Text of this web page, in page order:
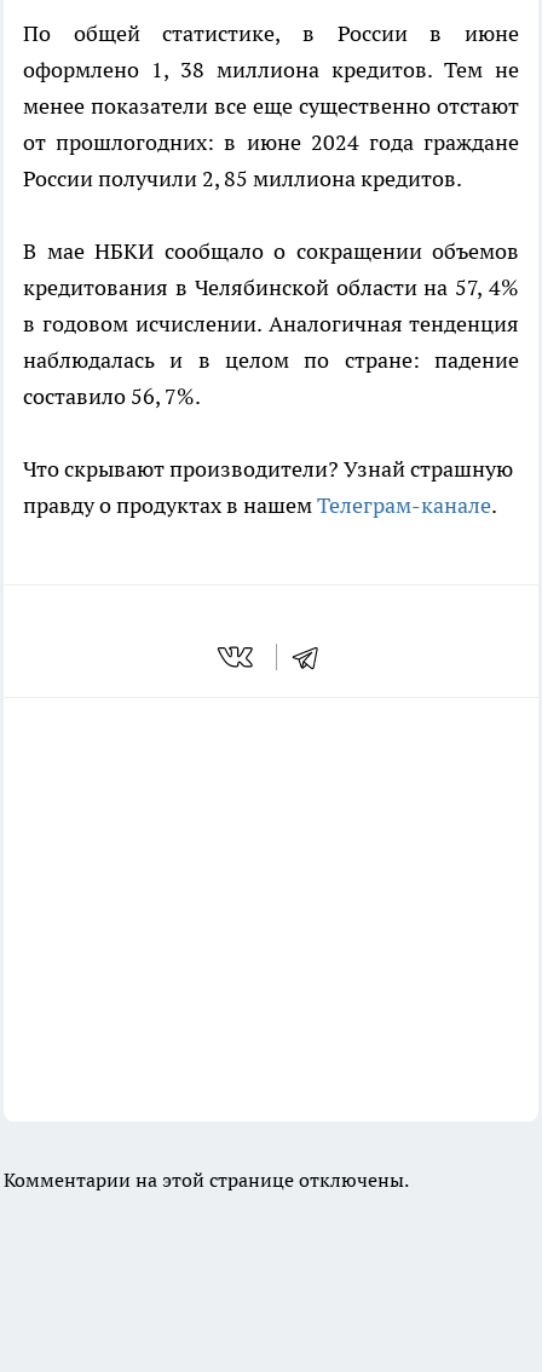
По общей статистике, в России в июне
оформлено 1, 38 миллиона кредитов. Тем не
менее показатели все еще существенно отстают
от прошлогодних: в июне 2024 года граждане
России получили 2, 85 миллиона кредитов.
В мае НБКИ сообщало о сокращении объемов
кредитования в Челябинской области на 57, 4%
в годовом исчислении. Аналогичная тенденция
наблюдалась и в целом по стране: падение
составило 56, 7%.
Что скрывают производители? Узнай страшную
правду о продуктах в нашемТелеграм-канале.
Комментарии на этой странице отключены.